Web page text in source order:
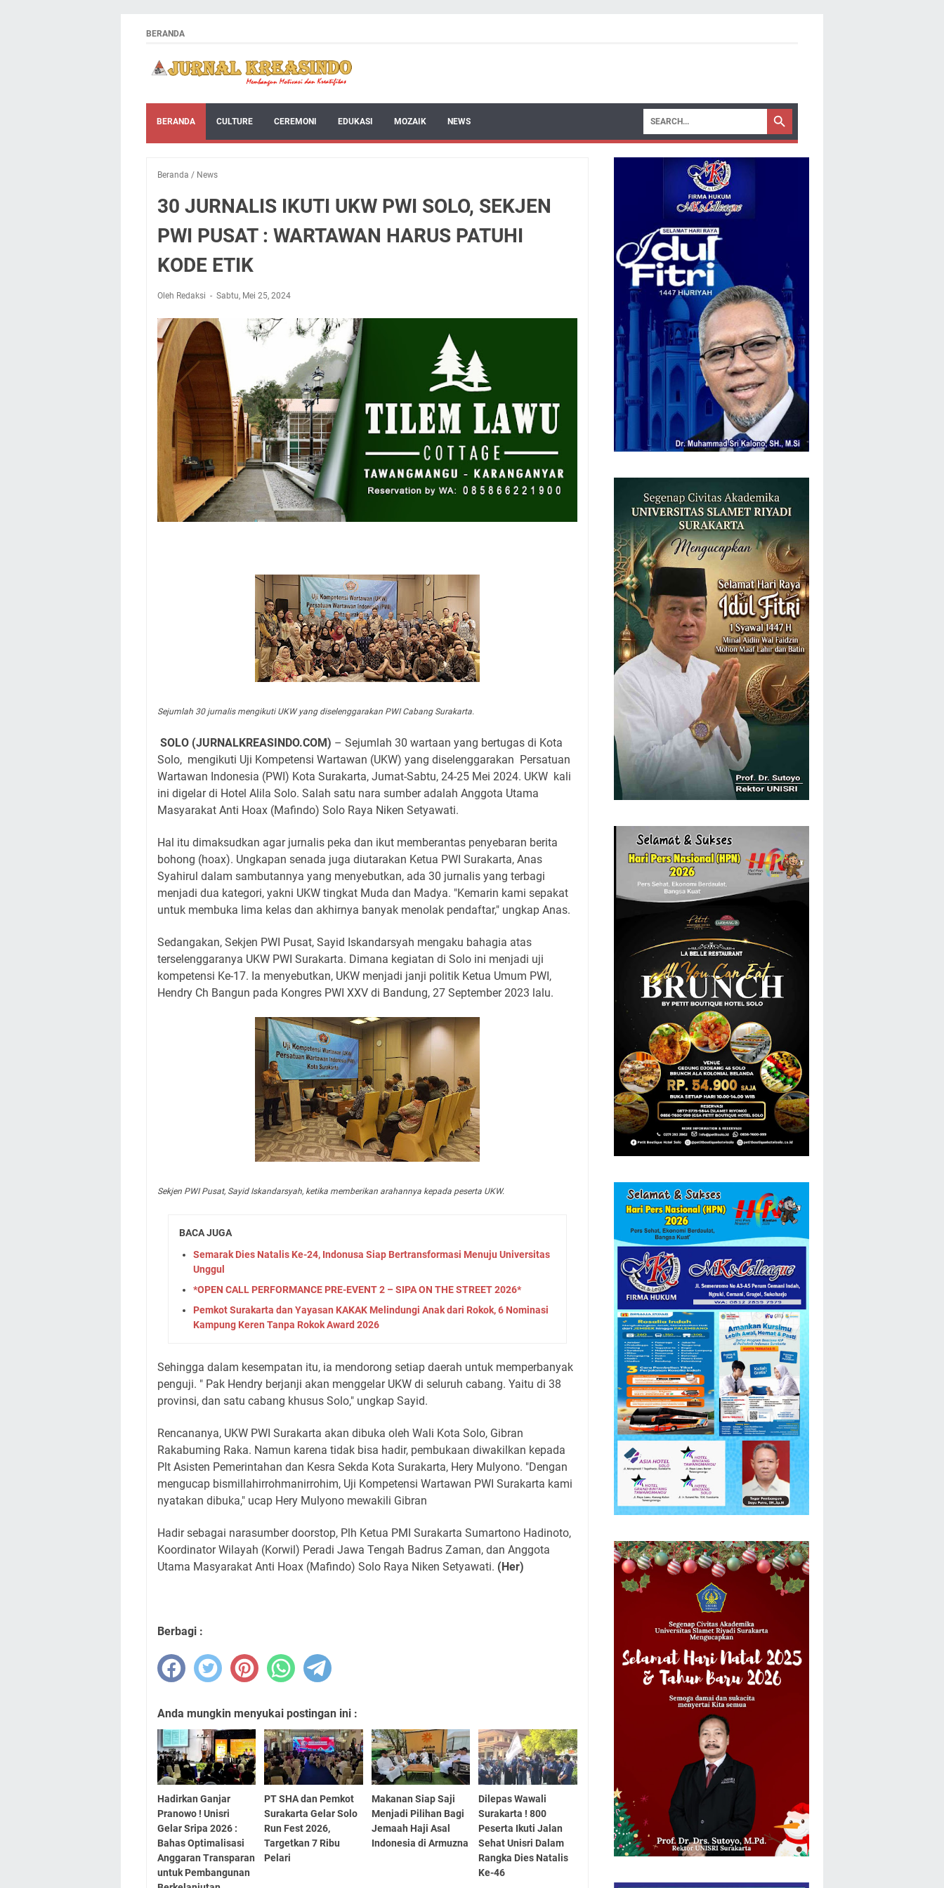
BERANDA
BERANDA CULTURE CEREMONI EDUKASI MOZAIK NEWS
Beranda / News
30 JURNALIS IKUTI UKW PWI SOLO, SEKJEN
PWI PUSAT : WARTAWAN HARUS PATUHI
KODE ETIK
Oleh Redaksi Sabtu, Mei 25, 2024
Sejumlah 30 jurnalis mengikuti UKW yang diselenggarakan PWI Cabang Surakarta.
SOLO (JURNALKREASINDO.COM) – Sejumlah 30 wartaan yang bertugas di Kota
Solo, mengikuti Uji Kompetensi Wartawan (UKW) yang diselenggarakan Persatuan
Wartawan Indonesia (PWI) Kota Surakarta, Jumat-Sabtu, 24-25 Mei 2024. UKW kali
ini digelar di Hotel Alila Solo. Salah satu nara sumber adalah Anggota Utama
Masyarakat Anti Hoax (Mafindo) Solo Raya Niken Setyawati.
Hal itu dimaksudkan agar jurnalis peka dan ikut memberantas penyebaran berita
bohong (hoax). Ungkapan senada juga diutarakan Ketua PWI Surakarta, Anas
Syahirul dalam sambutannya yang menyebutkan, ada 30 jurnalis yang terbagi
menjadi dua kategori, yakni UKW tingkat Muda dan Madya. "Kemarin kami sepakat
untuk membuka lima kelas dan akhirnya banyak menolak pendaftar," ungkap Anas.
Sedangakan, Sekjen PWI Pusat, Sayid Iskandarsyah mengaku bahagia atas
terselenggaranya UKW PWI Surakarta. Dimana kegiatan di Solo ini menjadi uji
kompetensi Ke-17. Ia menyebutkan, UKW menjadi janji politik Ketua Umum PWI,
Hendry Ch Bangun pada Kongres PWI XXV di Bandung, 27 September 2023 lalu.
Sekjen PWI Pusat, Sayid Iskandarsyah, ketika memberikan arahannya kepada peserta UKW.
BACA JUGA
Semarak Dies Natalis Ke-24, Indonusa Siap Bertransformasi Menuju Universitas
Unggul
*OPEN CALL PERFORMANCE PRE-EVENT 2 – SIPA ON THE STREET 2026*
Pemkot Surakarta dan Yayasan KAKAK Melindungi Anak dari Rokok, 6 Nominasi
Kampung Keren Tanpa Rokok Award 2026
Sehingga dalam kesempatan itu, ia mendorong setiap daerah untuk memperbanyak
penguji. " Pak Hendry berjanji akan menggelar UKW di seluruh cabang. Yaitu di 38
provinsi, dan satu cabang khusus Solo," ungkap Sayid.
Rencananya, UKW PWI Surakarta akan dibuka oleh Wali Kota Solo, Gibran
Rakabuming Raka. Namun karena tidak bisa hadir, pembukaan diwakilkan kepada
Plt Asisten Pemerintahan dan Kesra Sekda Kota Surakarta, Hery Mulyono. "Dengan
mengucap bismillahirrohmanirrohim, Uji Kompetensi Wartawan PWI Surakarta kami
nyatakan dibuka," ucap Hery Mulyono mewakili Gibran
Hadir sebagai narasumber doorstop, Plh Ketua PMI Surakarta Sumartono Hadinoto,
Koordinator Wilayah (Korwil) Peradi Jawa Tengah Badrus Zaman, dan Anggota
Utama Masyarakat Anti Hoax (Mafindo) Solo Raya Niken Setyawati. (Her)
Berbagi :
Anda mungkin menyukai postingan ini :
Hadirkan Ganjar
Pranowo ! Unisri
Gelar Sripa 2026 :
Bahas Optimalisasi
Anggaran Transparan
untuk Pembangunan
PT SHA dan Pemkot
Surakarta Gelar Solo
Run Fest 2026,
Targetkan 7 Ribu
Pelari
Makanan Siap Saji
Menjadi Pilihan Bagi
Jemaah Haji Asal
Indonesia di Armuzna
Dilepas Wawali
Surakarta ! 800
Peserta Ikuti Jalan
Sehat Unisri Dalam
Rangka Dies Natalis
Ke-46